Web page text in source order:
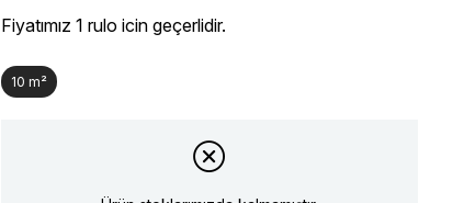
Fiyatımız 1 rulo icin geçerlidir.
10 m²